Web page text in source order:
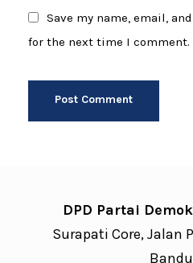
Save my name, email,
for the next time I comment.
DPD Partai
Surapati Core, Jalan